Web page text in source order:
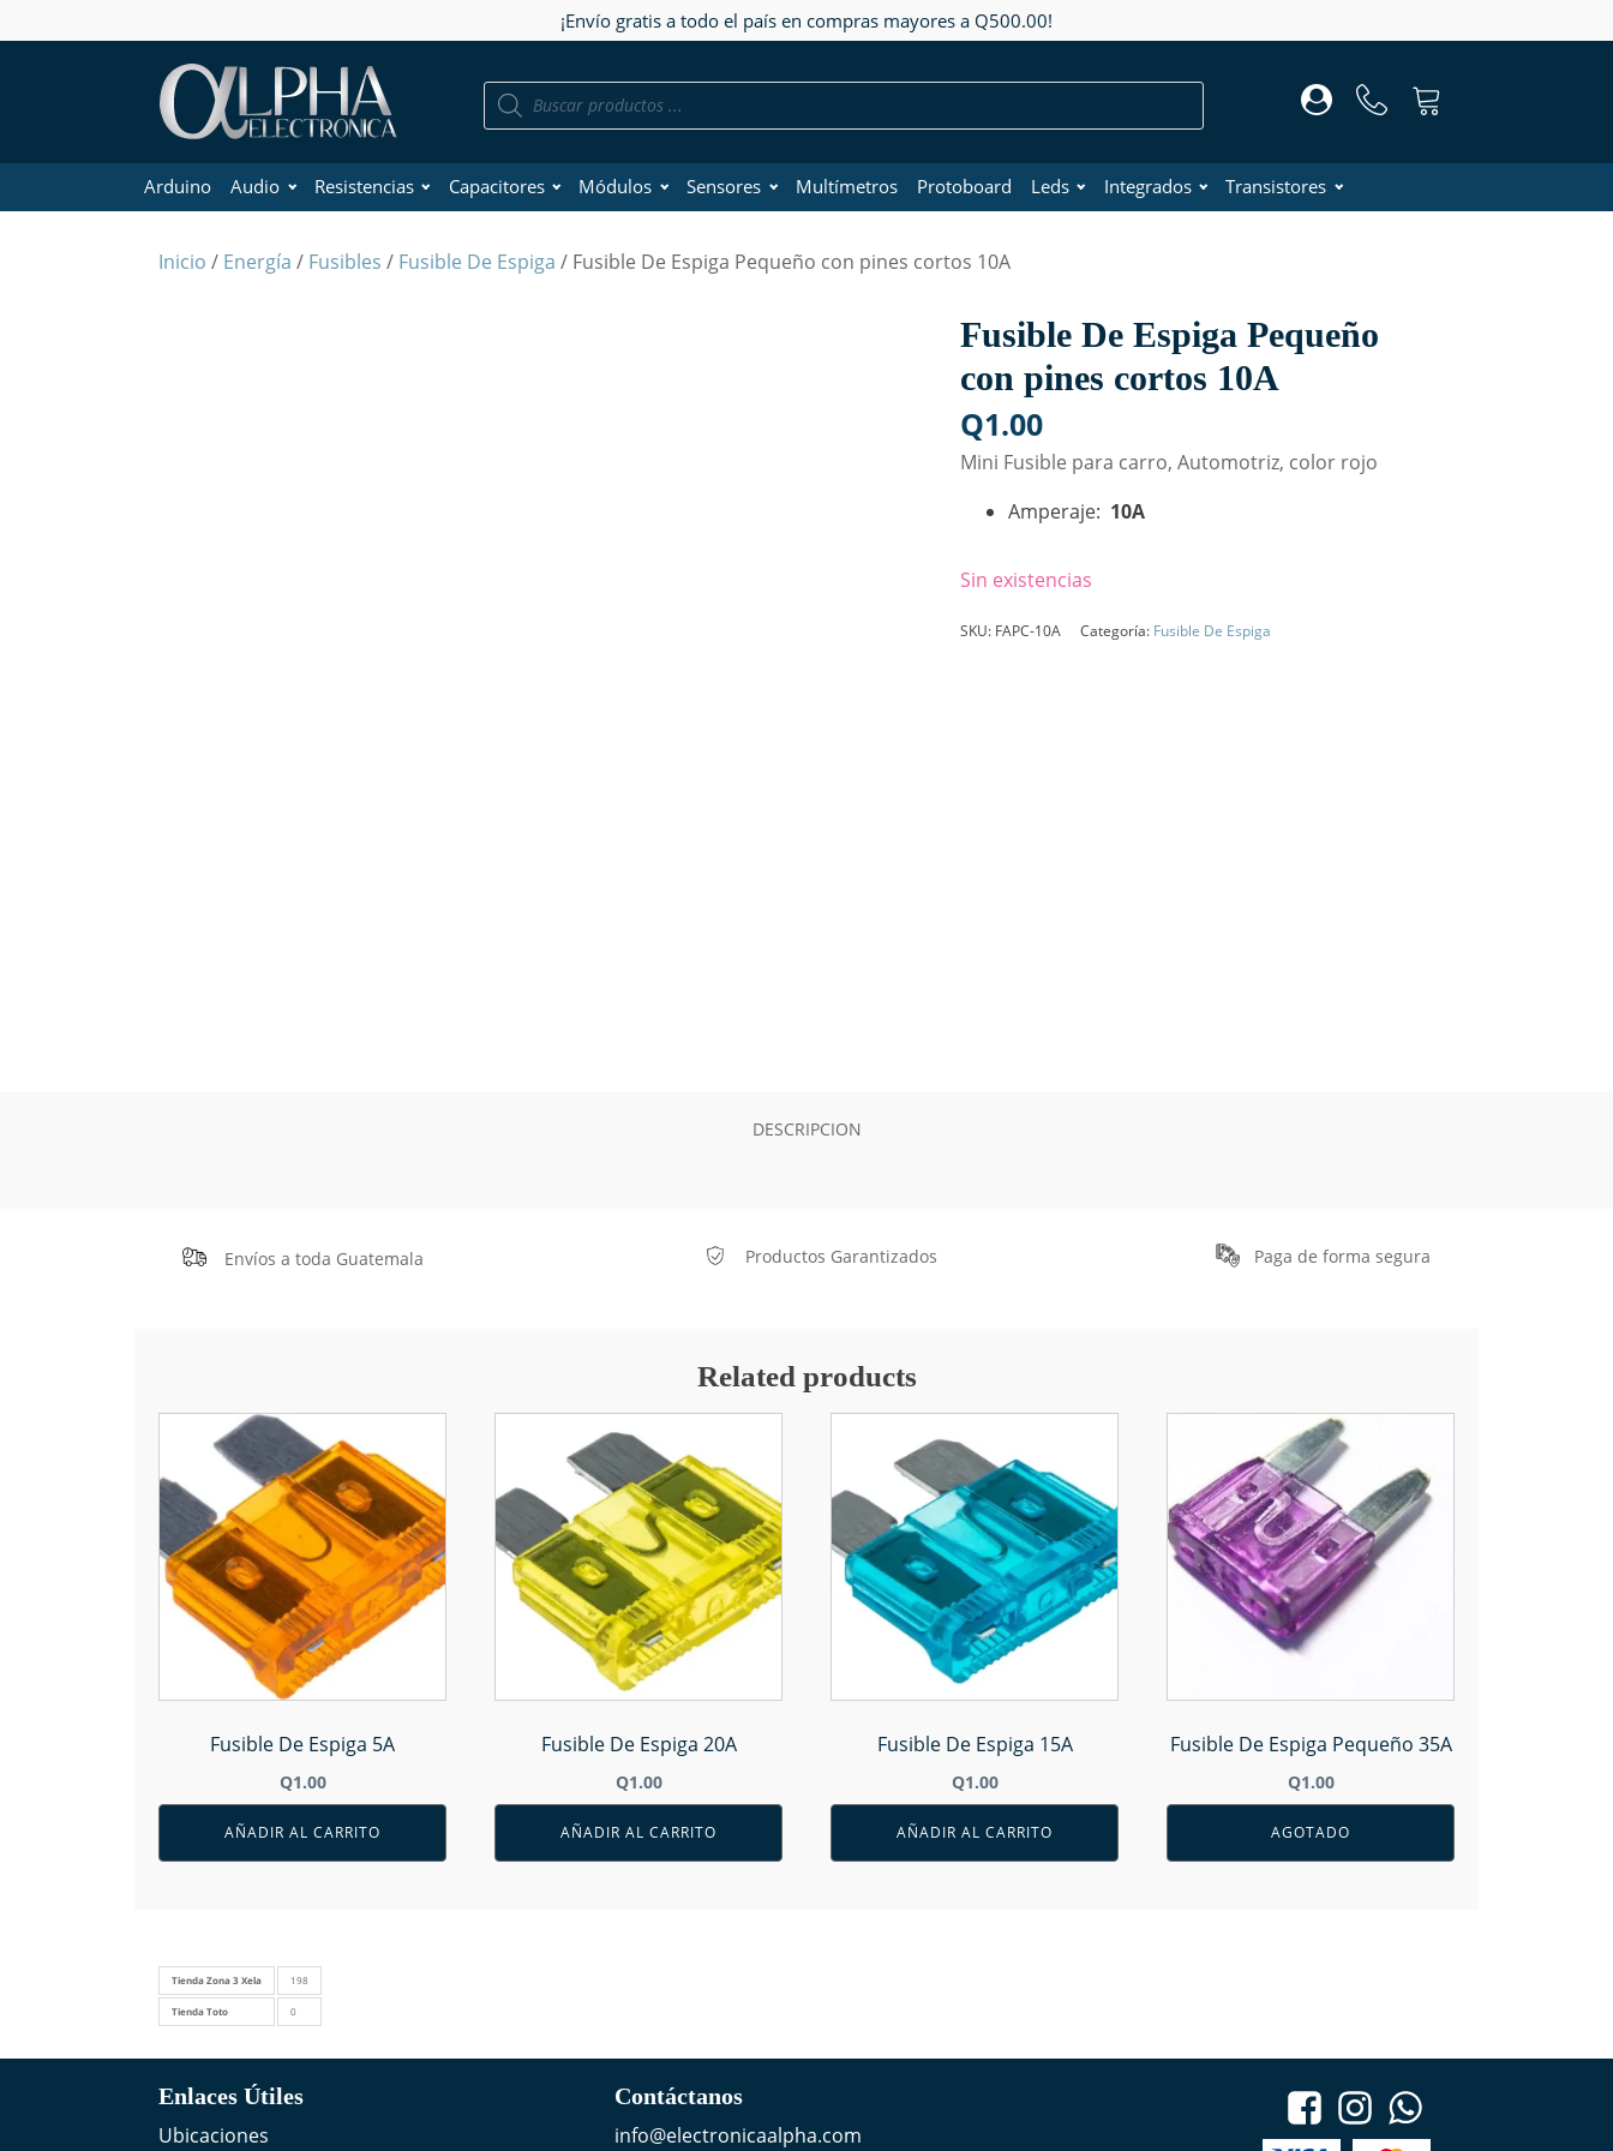
¡Envío gratis a todo el país en compras mayores a Q500.00!
Búsqueda
Arduino Audio Resistencias Capacitores Módulos Sensores Multímetros Protoboard Leds Integrados Transistores
Inicio / Energía / Fusibles / Fusible De Espiga / Fusible De Espiga Pequeño con pines cortos 10A
Fusible De Espiga Pequeño
con pines cortos 10A
Q1.00
Mini Fusible para carro, Automotriz, color rojo
Amperaje: 10A
Sin existencias
SKU: FAPC-10A Categoría: Fusible De Espiga
DESCRIPCION
Envíos a toda Guatemala Productos Garantizados Paga de forma segura
Related products
Fusible De Espiga 5A
Q1.00
AÑADIR AL CARRITO
Fusible De Espiga 20A
Q1.00
AÑADIR AL CARRITO
Fusible De Espiga 15A
Q1.00
AÑADIR AL CARRITO
Fusible De Espiga Pequeño 35A
Q1.00
AGOTADO
Tienda Zona 3 Xela 198
Tienda Toto 0
Enlaces Útiles
Ubicaciones
Contáctanos
info@electronicaalpha.com